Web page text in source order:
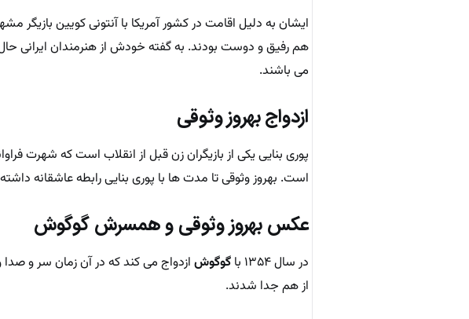
ایشان به دلیل اقامت در کشور آمریکا با آنتونی کویین بازیگر
هم رفیق و دوست بودند. به گفته خودش از هنرمندان ایرانی
می باشند.
ازدواج بهروز وثوقی
پوری بنایی یکی از بازیگران زن قبل از انقلاب است که شهرت
است. بهروز وثوقی تا مدت ها با پوری بنایی رابطه عاشقانه
عکس بهروز وثوقی و همسرش گوگوش
در سال ۱۳۵۴ با گوگوشازدواج می کند که در آن زمان سر و صدا
از هم جدا شدند.